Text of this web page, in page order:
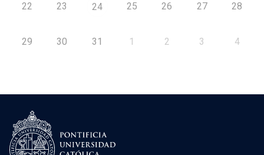
22 23 24 25 26 27 28
29 30 31 1 2 3 4